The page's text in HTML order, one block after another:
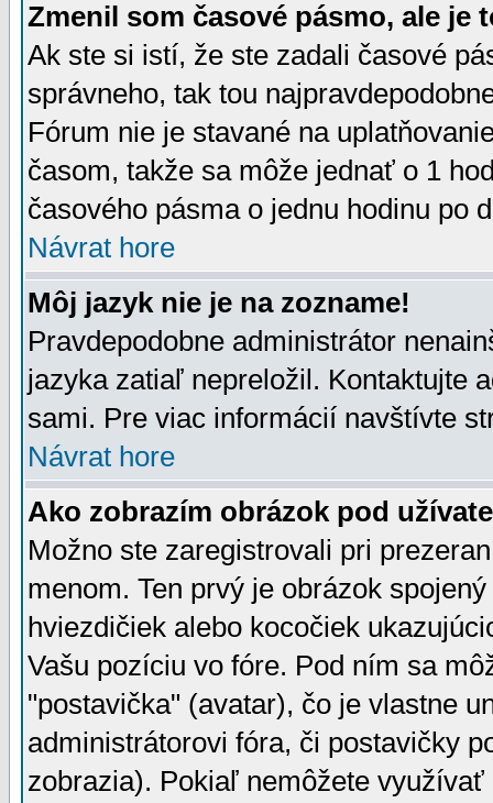
Zmenil som časové pásmo, ale je
Ak ste si istí, že ste zadali časové
správneho, tak tou
Fórum nie je stavané na
časom, takže sa môže jednať o 1
časového pásma o jednu hodinu po
Návrat hore
Môj jazyk nie je na zozname!
Pravdepodobne administrátor
jazyka zatiaľ nepreložil. Kontaktujte
sami. Pre viac informácií navštívte
Návrat hore
Ako zobrazím obrázok pod
Možno ste zaregistrovali pri
menom. Ten prvý je obrázok
hviezdičiek alebo kocočiek
Vašu pozíciu vo fóre. Pod ním sa
"postavička" (avatar), čo je vlastne
administrátorovi fóra, či postavičky
zobrazia). Pokiaľ nemôžete